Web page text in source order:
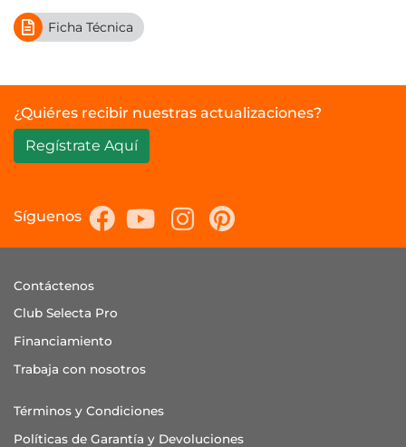
Ficha Técnica
¿Quiéres recibir nuestras actualizaciones?
Regístrate Aquí
Síguenos
Contáctenos
Club Selecta Pro
Financiamiento
Trabaja con nosotros
Términos y Condiciones
Políticas de Garantía y Devoluciones